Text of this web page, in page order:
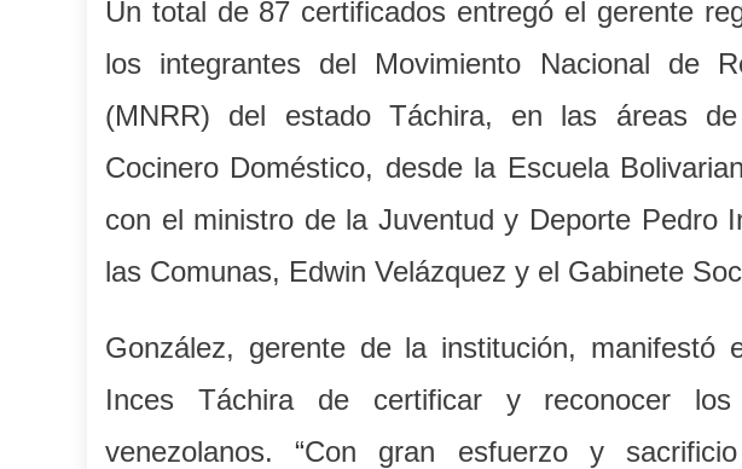
Un total de 87 certificados entregó el gerente
los integrantes del Movimiento Nacional de
(MNRR) del estado Táchira, en las áreas
Cocinero Doméstico, desde la Escuela
con el ministro de la Juventud y Deporte Pedro
las Comunas, Edwin Velázquez y el Gabinete
González, gerente de la institución, manifestó
Inces Táchira de certificar y reconocer
venezolanos. “Con gran esfuerzo y